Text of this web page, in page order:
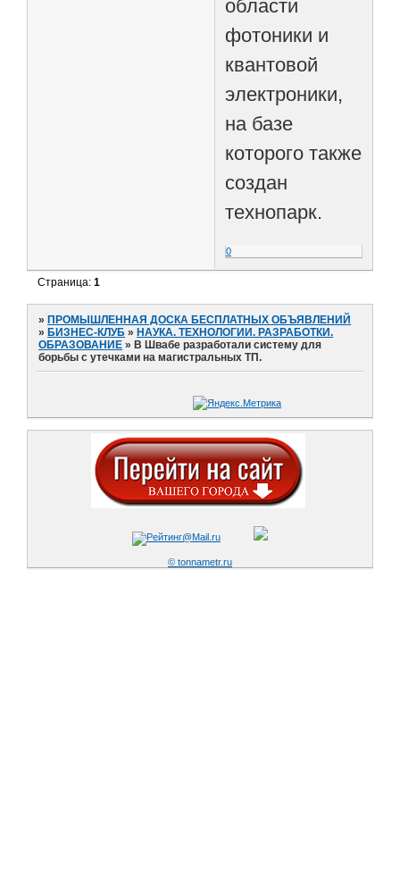
области
фотоники и
квантовой
электроники,
на базе
которого также
создан
технопарк.
0
Страница:1
» ПРОМЫШЛЕННАЯ ДОСКА БЕСПЛАТНЫХ ОБЪЯВЛЕНИЙ
» БИЗНЕС-КЛУБ » НАУКА. ТЕХНОЛОГИИ. РАЗРАБОТКИ.
ОБРАЗОВАНИЕ » В Швабе разработали систему для
борьбы с утечками на магистральных ТП.
© tonnametr.ru